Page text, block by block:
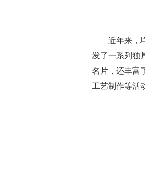
近年来，垟
发了一系列独
名片，还丰富
工艺制作等活